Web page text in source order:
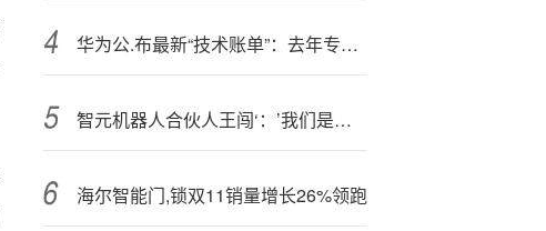
华为公.布最新“技术账单”：去年专利许可收入创新高
智元机器人合伙人王闯‘：’我们是全球人形机器人出货最大企业，甚至比马斯克更大
海尔智能门,锁双11销量增长26%领跑